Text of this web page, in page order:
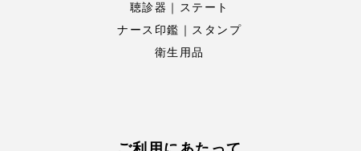
聴診器｜ステート
ナース印鑑｜スタンプ
衛生用品